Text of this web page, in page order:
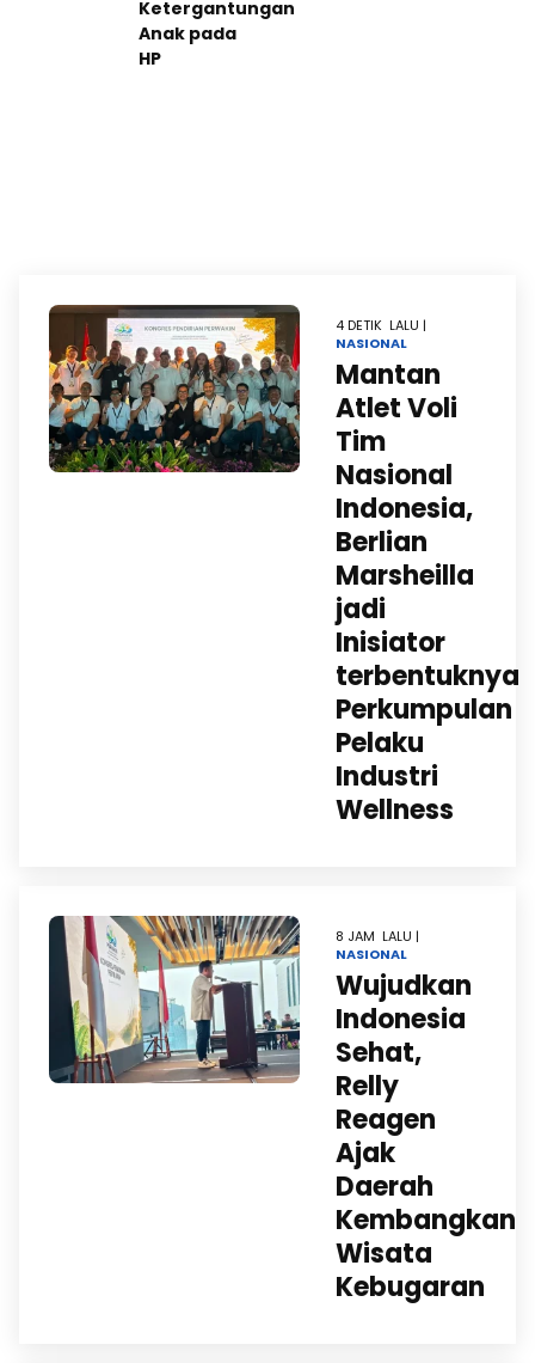
Ketergantungan
Anak pada
HP
4 DETIK LALU |
NASIONAL
Mantan
Atlet Voli
Tim
Nasional
Indonesia,
Berlian
Marsheilla
jadi
Inisiator
terbentuknya
Perkumpulan
Pelaku
Industri
Wellness
8 JAM LALU |
NASIONAL
Wujudkan
Indonesia
Sehat,
Relly
Reagen
Ajak
Daerah
Kembangkan
Wisata
Kebugaran